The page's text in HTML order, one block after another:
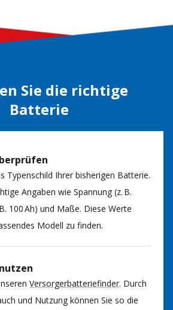
Sie die richtige
Batterie
Typenschild Ihrer bisherigen Batterie.
Angaben wie Spannung (z. B.
100 Ah) und Maße. Diese Werte
Modell zu finden.
Versorgerbatteriefinder. Durch
und Nutzung können Sie so die